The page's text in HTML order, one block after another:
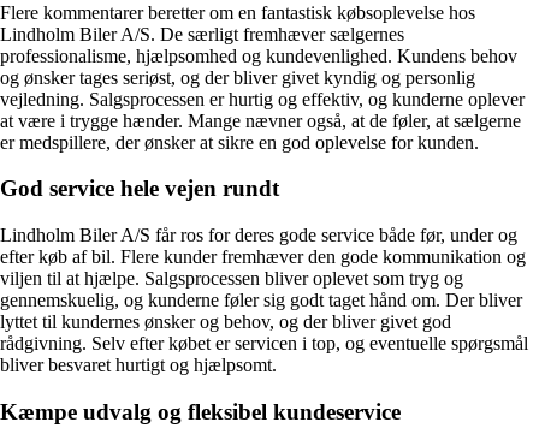
Flere kommentarer beretter om en fantastisk købsoplevelse hos
Lindholm Biler A/S. De særligt fremhæver sælgernes
professionalisme, hjælpsomhed og kundevenlighed. Kundens behov
og ønsker tages seriøst, og der bliver givet kyndig og personlig
vejledning. Salgsprocessen er hurtig og effektiv, og kunderne oplever
at være i trygge hænder. Mange nævner også, at de føler, at sælgerne
er medspillere, der ønsker at sikre en god oplevelse for kunden.
God service hele vejen rundt
Lindholm Biler A/S får ros for deres gode service både før, under og
efter køb af bil. Flere kunder fremhæver den gode kommunikation og
viljen til at hjælpe. Salgsprocessen bliver oplevet som tryg og
gennemskuelig, og kunderne føler sig godt taget hånd om. Der bliver
lyttet til kundernes ønsker og behov, og der bliver givet god
rådgivning. Selv efter købet er servicen i top, og eventuelle spørgsmål
bliver besvaret hurtigt og hjælpsomt.
Kæmpe udvalg og fleksibel kundeservice